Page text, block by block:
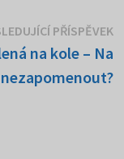
PŘÍSPĚVEK
na kole – Na